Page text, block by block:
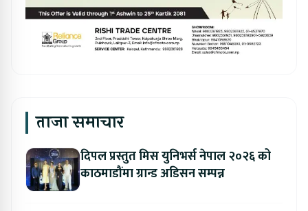
ताजा समाचार
दिपल प्रस्तुत मिस युनिभर्स नेपाल २०२६ को
काठमाडौंमा ग्रान्ड अडिसन सम्पन्न